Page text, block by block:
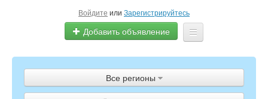
Войдите или Зарегистрируйтесь
Добавить объявление
Объявления
Все регионы